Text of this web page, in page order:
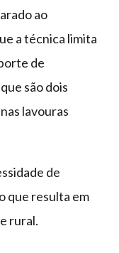
ao
a técnica limita
de
são dois
lavouras
de
que resulta em
rural.